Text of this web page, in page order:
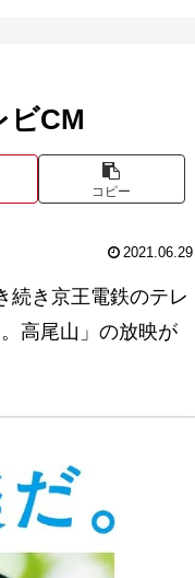
ビCM
コピー
2021.06.29
続き京王電鉄のテレ
高尾山」の放映が